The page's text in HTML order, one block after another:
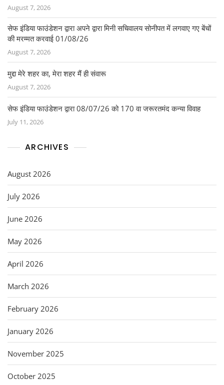
August 7, 2026
सेफ इंडिया फाउंडेशन द्वारा अपने द्वारा मिनी सचिवालय सोनीपत में लगवाए गए बेंचों
की मरम्मत करवाई 01/08/26
August 7, 2026
मुद्दा मेरे शहर का, मेरा शहर मैं ही संवारू
August 7, 2026
सेफ इंडिया फाउंडेशन द्वारा 08/07/26 को 170 वा जरूरतमंद कन्या विवाह
July 11, 2026
ARCHIVES
August 2026
July 2026
June 2026
May 2026
April 2026
March 2026
February 2026
January 2026
November 2025
October 2025